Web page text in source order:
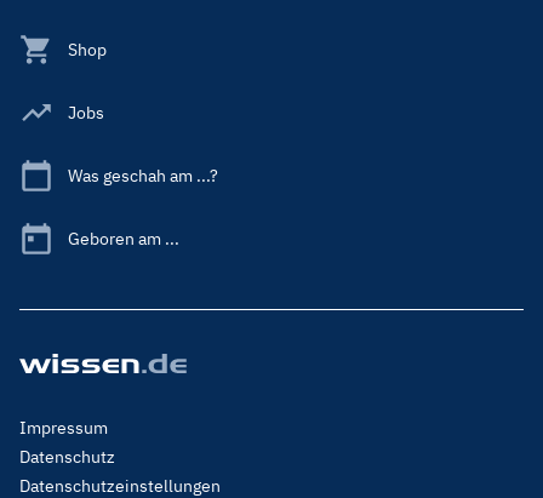
Shop
Jobs
Was geschah am ...?
Geboren am ...
Footer
Menu
Legal
Impressum
Datenschutz
Datenschutzeinstellungen